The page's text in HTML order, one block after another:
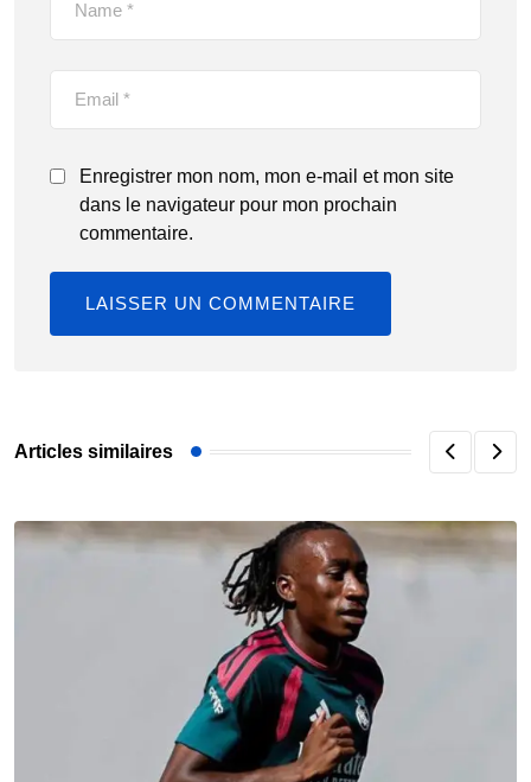
Enregistrer mon nom, mon e-mail et mon site
dans le navigateur pour mon prochain
commentaire.
Articles similaires